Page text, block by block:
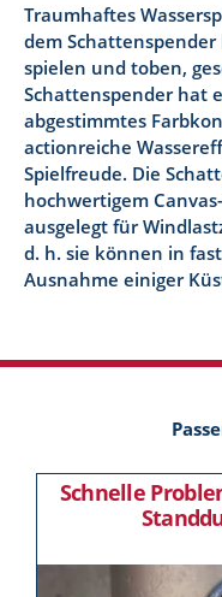
Traumhaftes
dem
spielen und toben,
Schattenspender hat
abgestimmtes
actionreiche
Spielfreude. Die
hochwertigem
ausgelegt für
d. h. sie können in
Ausnahme einiger
Schnelle